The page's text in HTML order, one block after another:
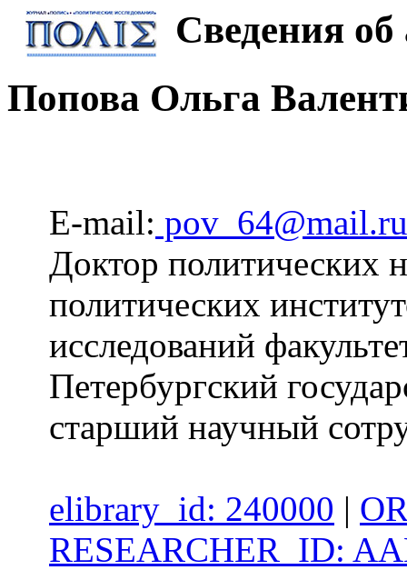
Сведения об
Попова Ольга
E-mail: pov_64@mail.ru
Доктор политических
политических
исследований
Петербургский
старший научный
elibrary_id: 240000 |
RESEARCHER_ID: